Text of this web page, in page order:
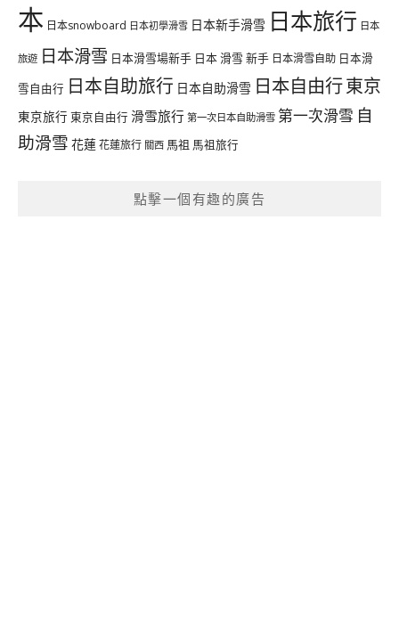
本 日本snowboard 日本初學滑雪 日本新手滑雪 日本旅行 日本
旅遊 日本滑雪 日本滑雪場新手 日本 滑雪 新手 日本滑雪自助 日本滑
雪自由行 日本自助旅行 日本自助滑雪 日本自由行東京
東京旅行 東京自由行 滑雪旅行 第一次日本自助滑雪 第一次滑雪 自
助滑雪 花蓮花蓮旅行 關西 馬祖 馬祖旅行
點擊一個有趣的廣告